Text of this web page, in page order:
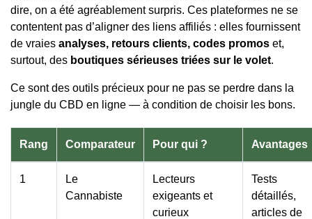
dire, on a été agréablement surpris. Ces plateformes ne se
contentent pas d’aligner des liens affiliés : elles fournissent
de vraies analyses, retours clients, codes promos et,
surtout, des boutiques sérieuses triées sur le volet.
Ce sont des outils précieux pour ne pas se perdre dans la
jungle du CBD en ligne — à condition de choisir les bons.
Rang Comparateur Pour qui ? Avantages
1
Le
Cannabiste
Lecteurs
exigeants et
curieux
Tests
détaillés,
articles de